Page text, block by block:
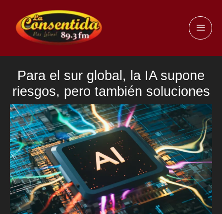
contenido
Para el sur global, la IA supone
riesgos, pero también soluciones